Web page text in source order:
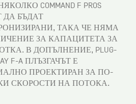
COMMAND F PROS
ДА БЪДАТ
ТАКА ЧЕ НЯМА
ЗА КАПАЦИТЕТА ЗА
В ДОПЪЛНЕНИЕ, PLUG-
F-A ПЛЪЗГАЧЪТ Е
ПРОЕКТИРАН ЗА ПО-
СКОРОСТИ НА ПОТОКА.